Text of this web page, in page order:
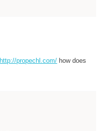
http://propechl.com/ how does